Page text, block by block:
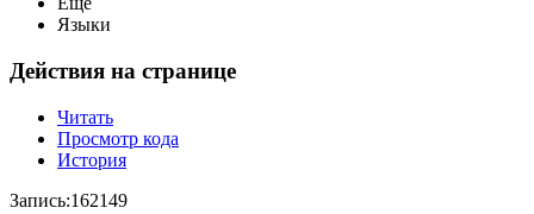
Языки
Действия на странице
Читать
Просмотр кода
История
Запись:162149